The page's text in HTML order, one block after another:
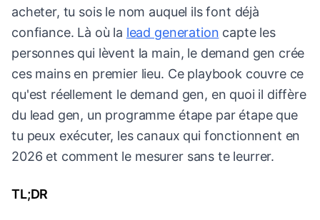
acheter, tu sois le nom auquel ils font déjà
confiance. Là où la lead generation capte les
personnes qui lèvent la main, le demand gen crée
ces mains en premier lieu. Ce playbook couvre ce
qu'est réellement le demand gen, en quoi il diffère
du lead gen, un programme étape par étape que
tu peux exécuter, les canaux qui fonctionnent en
2026 et comment le mesurer sans te leurrer.
TL;DR